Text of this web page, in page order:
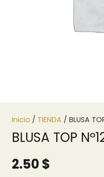
Inicio / TIENDA / BLUSA
BLUSA TOP
2.50$